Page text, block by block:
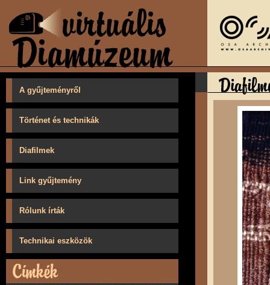
A gyűjteményről
Történet és technikák
Diafilmek
Link gyűjtemény
Rólunk írták
Technikai eszközök